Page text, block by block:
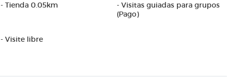
- Tienda 0.05km
- Visitas guiadas para grupos
(Pago)
- Visite libre